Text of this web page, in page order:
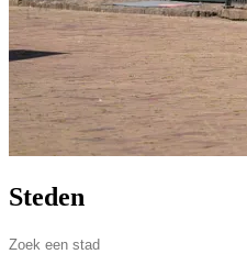
Steden